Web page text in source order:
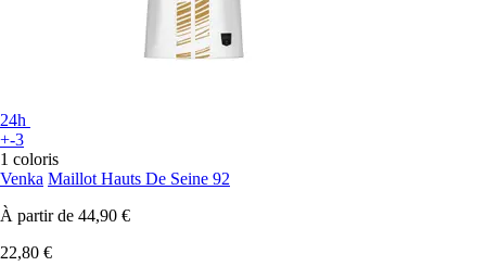
24h
+-3
1 coloris
Venka Maillot Hauts De Seine 92
À partir de 44,90 €
22,80 €